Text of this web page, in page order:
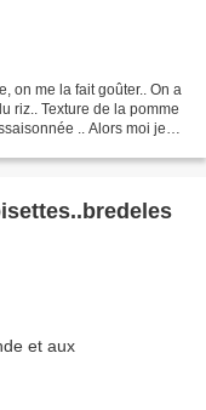
on me la fait goûter.. On a
riz.. Texture de la pomme
.. Alors moi je